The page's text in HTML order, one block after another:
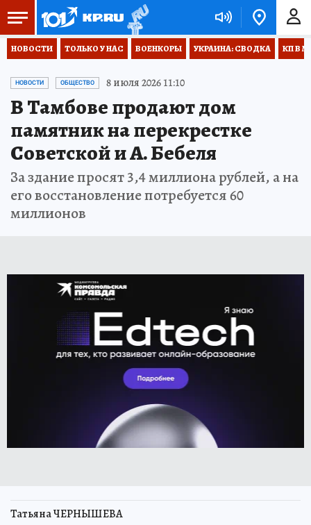
НОВОСТИ ТОЛЬКО У НАС ВОЕНКОРЫ УКРАИНА: СВОДКА КП В
НОВОСТИ ОБЩЕСТВО 8 июля 2026 11:10
В Тамбове продают дом
памятник на перекрестке
Советской и А. Бебеля
За здание просят 3,4 миллиона рублей, а на
его восстановление потребуется 60
миллионов
Татьяна ЧЕРНЫШЕВА